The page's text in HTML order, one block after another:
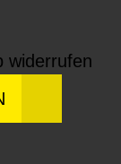
widerrufen